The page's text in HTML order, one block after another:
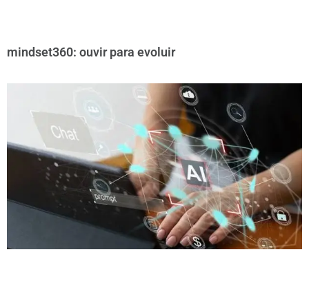
mindset360: ouvir para evoluir